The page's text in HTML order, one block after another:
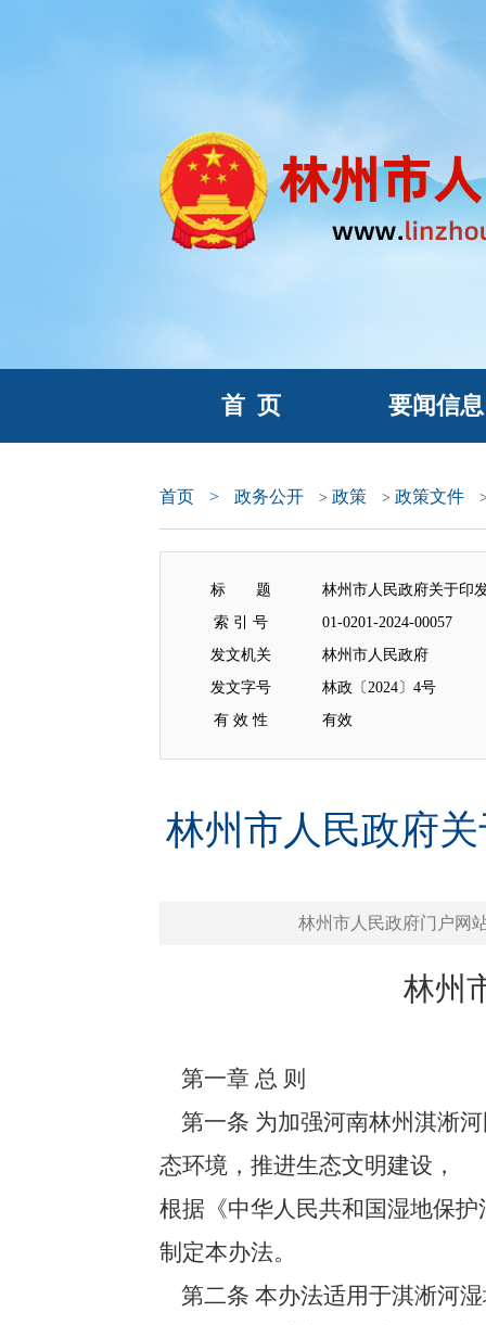
首 页 要闻信息
首页 > 政务公开 > 政策 > 政策文件
标 题
林州市人民政府关于印
索 引 号
01-0201-2024-00057
发文机关
林州市人民政府
发文字号
林政〔2024〕4号
有 效 性
有效
林州市人民政府
林州市人民政府门户网
林州
第一章 总 则
第一条 为加强河南林州淇淅
态环境，推进生态文明建设，
根据《中华人民共和国湿地保
制定本办法。
第二条 本办法适用于淇淅河